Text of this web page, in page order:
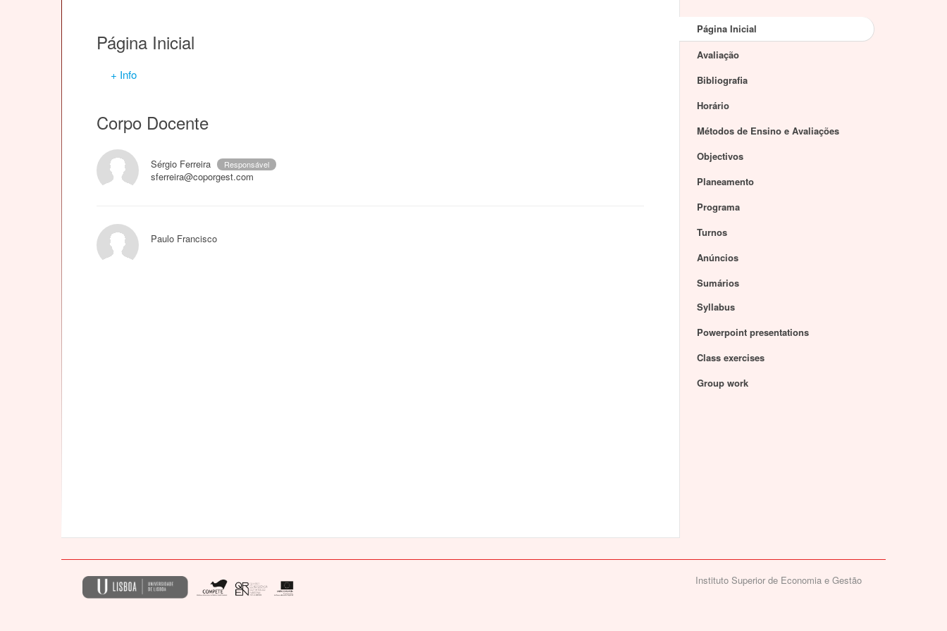
Página Inicial
+ Info
Corpo Docente
Sérgio Ferreira Responsável
sferreira@coporgest.com
Paulo Francisco
Página Inicial
Avaliação
Bibliografia
Horário
Métodos de Ensino e Avaliações
Objectivos
Planeamento
Programa
Turnos
Anúncios
Sumários
Syllabus
Powerpoint presentations
Class exercises
Group work
Instituto Superior de Economia e Gestão